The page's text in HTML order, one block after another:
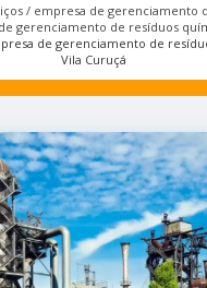
empresa de gerenciamento
gerenciamento de resíduos
de gerenciamento de
Vila Curuçá